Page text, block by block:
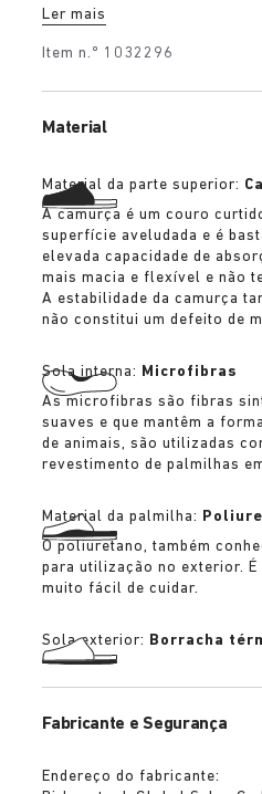
de cinzento, lima e
Ler mais
Item n.º 1032296
Material
Material da parte superior:
A camurça é um couro
superfície aveludada e é
elevada capacidade de
mais macia e flexível e não
A estabilidade da camurça
não constitui um defeito de
Sola interna: Microfibras
As microfibras são fibras
suaves e que mantêm a
de animais, são utilizadas
revestimento de palmilhas
Material da palmilha:
O poliuretano, também
para utilização no exterior. É
muito fácil de cuidar.
Sola exterior: Borracha
Fabricante e Segurança
Endereço do fabricante: